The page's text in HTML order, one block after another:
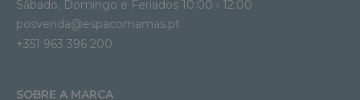
Sábado, Domingo e Feriados 10:00 › 12:00
posvenda@espacomamas.pt
+351 963 396 200
SOBRE A MARCA